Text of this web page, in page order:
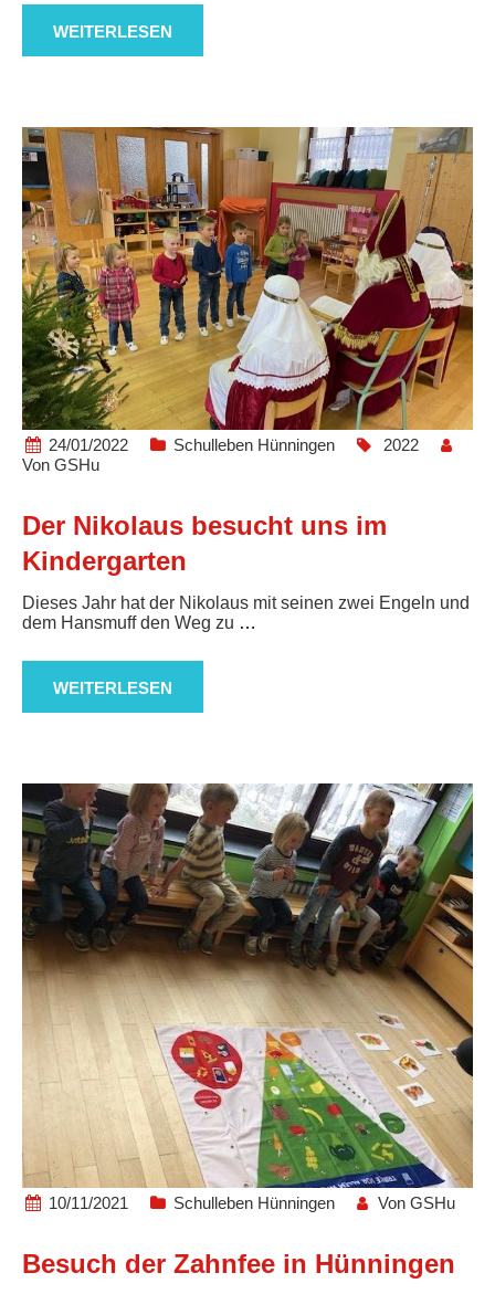
WEITERLESEN
24/01/2022 Schulleben Hünningen
2022
Von GSHu
Der Nikolaus besucht uns im
Kindergarten
Dieses Jahr hat der Nikolaus mit seinen zwei Engeln und
dem Hansmuff den Weg zu …
WEITERLESEN
10/11/2021 Schulleben Hünningen Von GSHu
Besuch der Zahnfee in Hünningen